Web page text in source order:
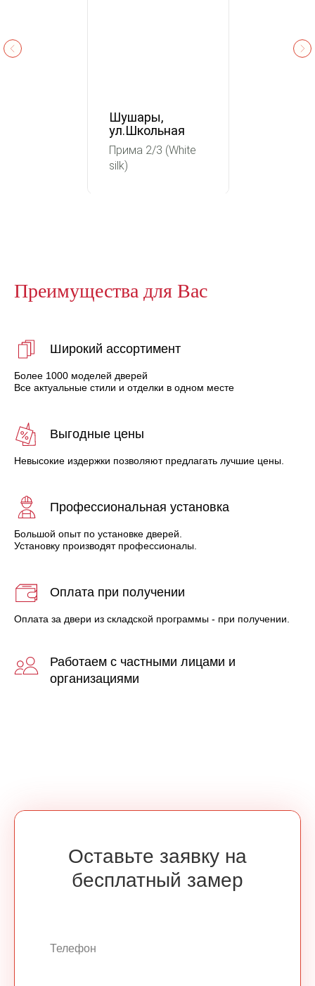
Шушары,
ул.Школьная
Прима 2/3 (White
silk)
Преимущества для Вас
Широкий ассортимент
Более 1000 моделей дверей
Все актуальные стили и отделки в одном месте
Выгодные цены
Невысокие издержки позволяют предлагать лучшие цены.
Профессиональная установка
Большой опыт по установке дверей.
Установку производят профессионалы.
Оплата при получении
Оплата за двери из складской программы - при получении.
Работаем с частными лицами и
организациями
Оставьте заявку на
бесплатный замер